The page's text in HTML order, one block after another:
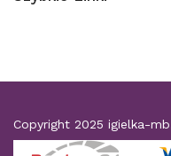
Copyright 2025 igielka-